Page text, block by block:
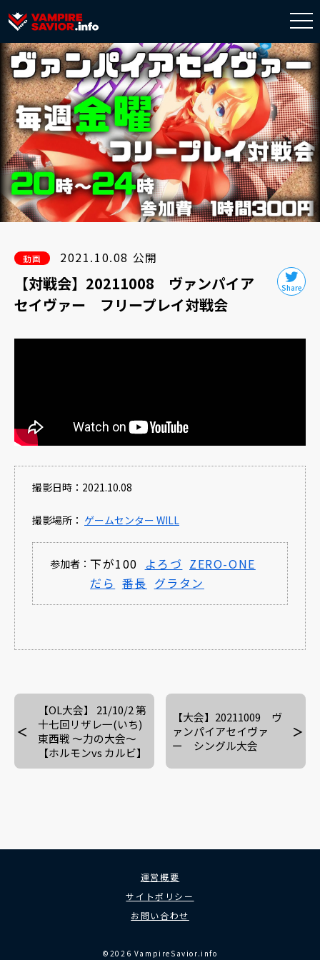
動画 2021.10.08 公開
【対戦会】20211008 ヴァンパイア
セイヴァー フリープレイ対戦会
撮影日時：2021.10.08
撮影場所： ゲームセンター WILL
参加者： 下が100 よろづ ZERO-ONE
だら 番長 グラタン
【OL大会】 21/10/2 第
十七回リザレ一(いち)
東西戦 〜力の大会〜
【ホルモンvs カルビ】
【大会】20211009 ヴ
ァンパイアセイヴァ
ー シングル大会
運営概要
サイトポリシー
お問い合わせ
©2026 VampireSavior.info